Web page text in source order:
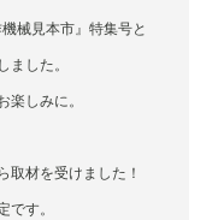
機械見本市』特集号と
ました。
楽しみに。
取材を受けました！
予定です。